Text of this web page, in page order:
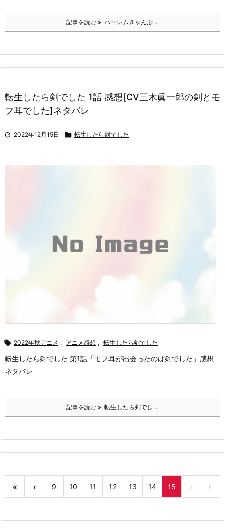
記事を読む ハーレムきゃんぷ ...
転生したら剣でした 1話 感想[CV三木眞一郎の剣とモ
フ耳でした]ネタバレ
 2022年12月15日  転生したら剣でした
 2022年秋アニメ , アニメ感想 , 転生したら剣でした
転生したら剣でした 第1話「モフ耳が出会ったのは剣でした」感想
ネタバレ
記事を読む 転生したら剣でし ...
« ‹ 9 10 11 12 13 14 15 › »